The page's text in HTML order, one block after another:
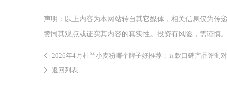
声明：以上内容为本网站转自其它媒体，相关信息仅为传
赞同其观点或证实其内容的真实性。投资有风险，需谨慎
2026年4月杜兰小麦粉哪个牌子好推荐：五款口碑产品评测
返回列表